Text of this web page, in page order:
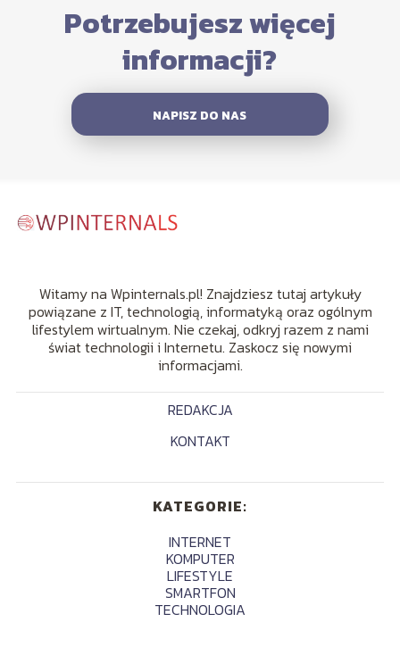
Potrzebujesz więcej
informacji?
NAPISZ DO NAS
Witamy na Wpinternals.pl! Znajdziesz tutaj artykuły
powiązane z IT, technologią, informatyką oraz ogólnym
lifestylem wirtualnym. Nie czekaj, odkryj razem z nami
świat technologii i Internetu. Zaskocz się nowymi
informacjami.
REDAKCJA
KONTAKT
KATEGORIE:
INTERNET
KOMPUTER
LIFESTYLE
SMARTFON
TECHNOLOGIA